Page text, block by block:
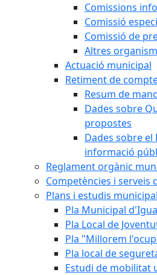
Comissions
Comissió
Comissió de
Altres
Actuació municipal
Retiment de
Resum de
Dades sobre
propostes
Dades sobre el
informació
Reglament orgànic
Competències i serveis
Plans i estudis
Pla Municipal
Pla Local de
Pla "Millorem
Pla local de
Estudi de mobilitat